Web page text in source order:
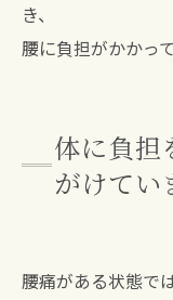
き、
腰に負担がかかっ
体に負担
がけてい
腰痛がある状態では